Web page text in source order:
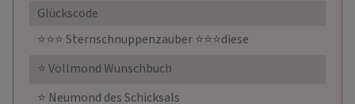
Glückscode
⭐️⭐️⭐️ Sternschnuppenzauber ⭐️⭐️⭐️diese
⭐️ Vollmond Wunschbuch
⭐️ Neumond des Schicksals